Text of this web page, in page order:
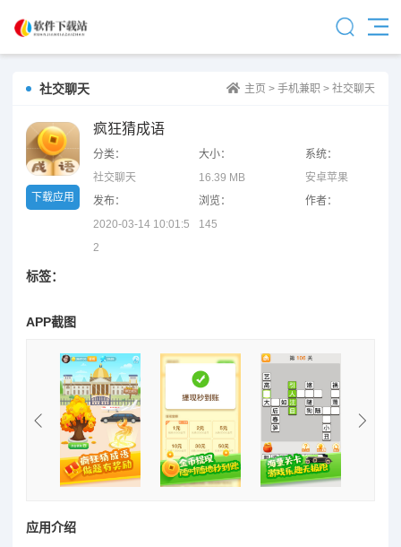
社交聊天 主页 > 手机兼职 > 社交聊天
下载应用
疯狂猜成语
分类：
社交聊天
大小：
16.39 MB
系统：
安卓苹果
发布：
2020-03-14 10:01:5
2
浏览：
145
作者：
标签：
APP截图
应用介绍